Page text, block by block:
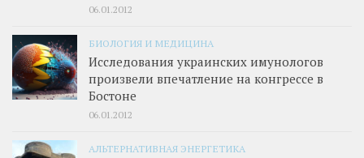
06.01.2012
БИОЛОГИЯ И МЕДИЦИНА
Исследования украинских имунологов
произвели впечатление на конгрессе в
Бостоне
06.01.2012
АЛЬТЕРНАТИВНАЯ ЭНЕРГЕТИКА